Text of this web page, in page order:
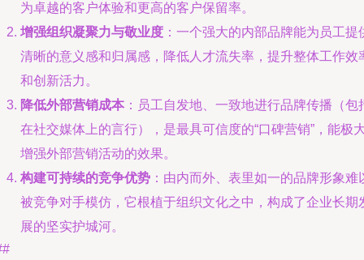
为卓越的客户体验和更高的客户保留率。
增强组织凝聚力与敬业度 ：一个强大的内部品牌能为员工提
清晰的意义感和归属感，降低人才流失率，提升整体工作效
和创新活力。
降低外部营销成本 ：员工自发地、一致地进行品牌传播（包
在社交媒体上的言行），是最具可信度的“口碑营销”，能极
增强外部营销活动的效果。
构建可持续的竞争优势 ：由内而外、表里如一的品牌形象难
被竞争对手模仿，它根植于组织文化之中，构成了企业长期
展的坚实护城河。